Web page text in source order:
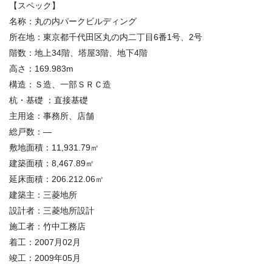
【スペック】
名称：丸の内パークビルディング
所在地：東京都千代田区丸の内二丁目6番1号、2号
階数：地上34階、塔屋3階、地下4階
高さ：169.983m
構造：Ｓ造、一部ＳＲＣ造
杭・基礎 ：直接基礎
主用途：事務所、店舗
総戸数：—
敷地面積：11,931.79㎡
建築面積：8,467.89㎡
延床面積：206.212.06㎡
建築主：三菱地所
設計者：三菱地所設計
施工者：竹中工務店
着工：2007月02月
竣工：2009年05月